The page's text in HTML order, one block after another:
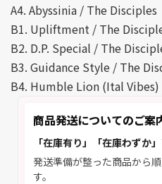
A4. Abyssinia / The Disciples
B1. Upliftment / The
B2. D.P. Special / The
B3. Guidance Style / The
B4. Humble Lion (Ital
商品発送についてのご案
「在庫有り」「在庫わずか
発送準備が整った商品から
す。